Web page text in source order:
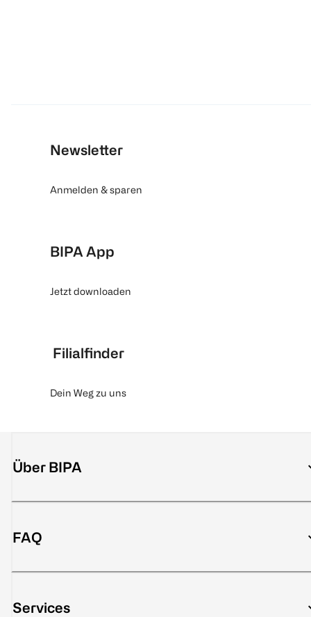
Newsletter
Anmelden & sparen
BIPA App
Jetzt downloaden
Filialfinder
Dein Weg zu uns
Über BIPA
FAQ
Services